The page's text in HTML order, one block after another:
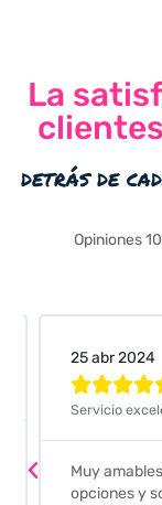
La
detrás de
Opiniones
25 abr 2024

Servicio
Muy
opciones y